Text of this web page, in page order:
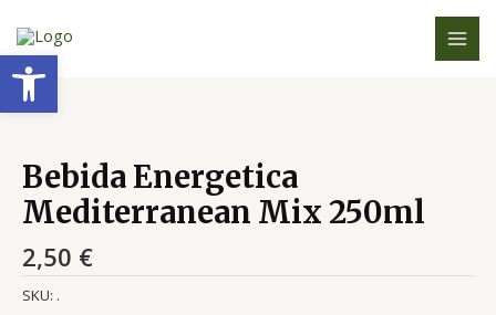
contenido
Bebida Energetica
Mediterranean Mix 250ml
2,50 €
SKU: .
Abrir barra de herramientas